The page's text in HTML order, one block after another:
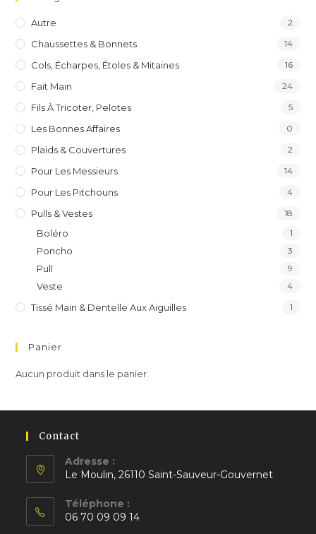
Autre 2
Chaussettes & Bonnets 14
Cols, Écharpes, Étoles & Mitaines 16
Fait Main 24
Fils À Tricoter, Pelotes 5
Les Bonnes Affaires 0
Plaids & Couvertures 2
Pour Les Messieurs 14
Pour Les Pitchouns 4
Pulls & Vestes 18
Boléro 1
Poncho 3
Pull 9
Veste 4
Tissé Main & Dentelle Aux Aiguilles 1
Panier
Aucun produit dans le panier.
Contact
Adresse :
Le Moulin, 26110 Saint-Sauveur-Gouvernet
dans
un
Téléphone :
06 70 09 09 14